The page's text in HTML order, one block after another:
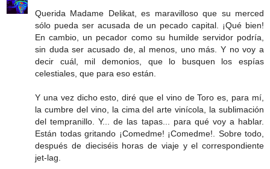
Querida Madame Delikat, es maravilloso que su merced
sólo pueda ser acusada de un pecado capital. ¡Qué bien!
En cambio, un pecador como su humilde servidor podría,
sin duda ser acusado de, al menos, uno más. Y no voy a
decir cuál, mil demonios, que lo busquen los espías
celestiales, que para eso están.
Y una vez dicho esto, diré que el vino de Toro es, para mí,
la cumbre del vino, la cima del arte vinícola, la sublimación
del tempranillo. Y... de las tapas... para qué voy a hablar.
Están todas gritando ¡Comedme! ¡Comedme!. Sobre todo,
después de dieciséis horas de viaje y el correspondiente
jet-lag.